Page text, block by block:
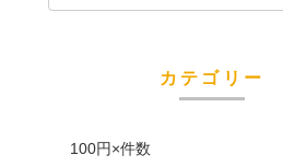
カテゴリー
100円×件数